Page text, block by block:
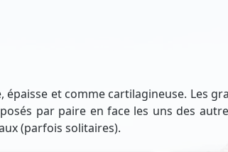
et comme cartilagineuse. Les
par paire en face les uns des
(parfois solitaires).